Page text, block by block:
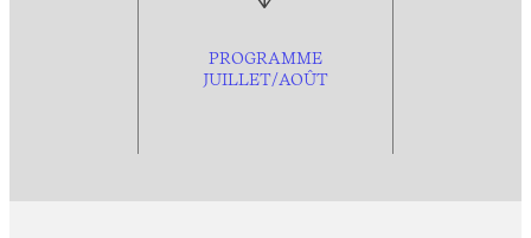
PROGRAMME
JUILLET/AOÛT